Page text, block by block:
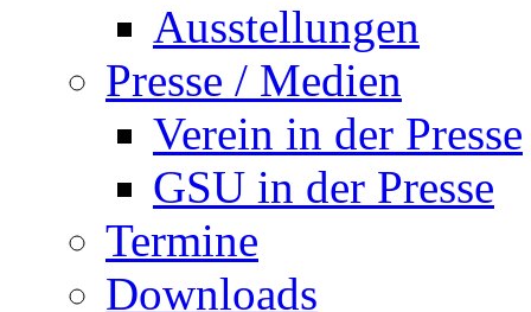
Ausstellungen
Presse / Medien
Verein in der Presse
GSU in der Presse
Termine
Downloads